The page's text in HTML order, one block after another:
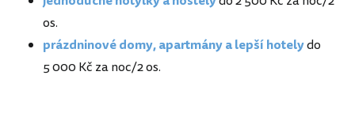
os.
prázdninové domy, apartmány a lepší hotelydo
5 000 Kč za noc/2 os.